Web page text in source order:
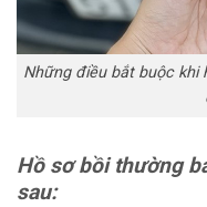
Những điều bắt buộc khi
Hồ sơ bồi thường
sau: